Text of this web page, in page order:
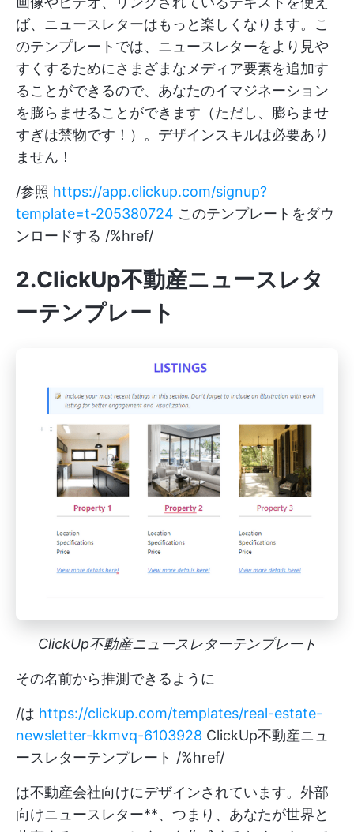
ば、ニュースレターはもっと楽しくなります。こ
のテンプレートでは、ニュースレターをより見や
すくするためにさまざまなメディア要素を追加す
ることができるので、あなたのイマジネーション
を膨らませることができます（ただし、膨らませ
すぎは禁物です！）。デザインスキルは必要あり
ません！
/参照 https://app.clickup.com/signup?
template=t-205380724 このテンプレートをダウ
ンロードする /%href/
2.ClickUp不動産ニュースレタ
ーテンプレート
ClickUp不動産ニュースレターテンプレート
その名前から推測できるように
/は https://clickup.com/templates/real-estate-
newsletter-kkmvq-6103928 ClickUp不動産ニュ
ースレターテンプレート /%href/
は不動産会社向けにデザインされています。外部
向けニュースレター**、つまり、あなたが世界と